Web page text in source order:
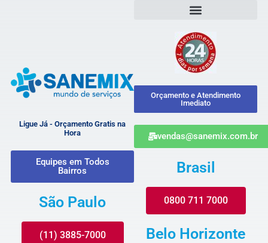
Ligue Já - Orçamento Gratis na
Hora
Equipes em Todos
Bairros
São Paulo
(11) 3885-7000
Orçamento e Atendimento
Imediato
vendas@sanemix.com.br
Brasil
0800 711 7000
Belo Horizonte